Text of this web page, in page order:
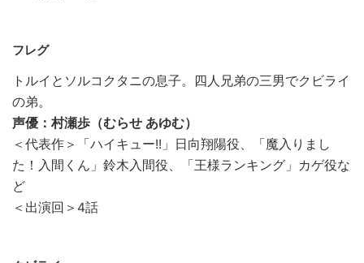
フレグ
トルイとソルコクタニの息子。四人兄弟の三男でクビライ
の弟。
声優：村瀬歩（むらせ あゆむ）
＜代表作＞「ハイキュー!!」日向翔陽役、「魔入りまし
た！入間くん」鈴木入間役、「王様ランキング」カゲ役な
ど
＜出演回＞4話